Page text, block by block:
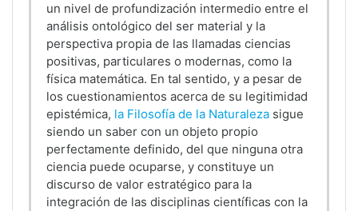
un nivel de profundización intermedio entre el
análisis ontológico del ser material y la
perspectiva propia de las llamadas ciencias
positivas, particulares o modernas, como la
física matemática. En tal sentido, y a pesar de
los cuestionamientos acerca de su legitimidad
epistémica, la Filosofía de la Naturaleza sigue
siendo un saber con un objeto propio
perfectamente definido, del que ninguna otra
ciencia puede ocuparse, y constituye un
discurso de valor estratégico para la
integración de las disciplinas científicas con la